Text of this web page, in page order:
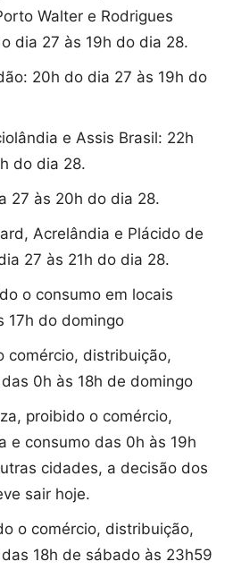
Walter e Rodrigues
dia 27 às 19h do dia 28.
20h do dia 27 às 19h do
e Assis Brasil: 22h
do dia 28.
27 às 20h do dia 28.
Acrelândia e Plácido de
27 às 21h do dia 28.
o consumo em locais
17h do domingo
comércio, distribuição,
0h às 18h de domingo
proibido o comércio,
e consumo das 0h às 19h
cidades, a decisão dos
sair hoje.
o comércio, distribuição,
18h de sábado às 23h59